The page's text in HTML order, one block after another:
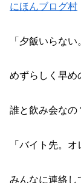
にほんブログ村
「夕飯いらな
めずらしく早め
誰と飲み会なの
「バイト先。オ
みんなに連絡し